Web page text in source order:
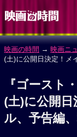
映画の時間 → 映画ニ
(土)に公開日決定！メ
『ゴースト
(土)に公開
ル、予告編